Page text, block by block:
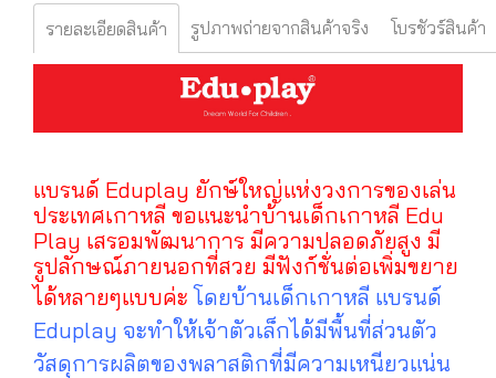
รายละเอียดสินค้า รูปภาพถ่ายจากสินค้าจริง โบรชัวร์สินค้า
แบรนด์ Eduplay ยักษ์ใหญ่แห่งวงการของเล่น
ประเทศเกาหลี ขอแนะนำบ้านเด็กเกาหลี Edu
Play เสรอมพัฒนาการ มีความปลอดภัยสูง มี
รูปลักษณ์ภายนอกที่สวย มีฟังก์ชั่นต่อเพิ่มขยาย
ได้หลายๆแบบค่ะโดยบ้านเด็กเกาหลี แบรนด์
Eduplay จะทำให้เจ้าตัวเล็กได้มีพื้นที่ส่วนตัว
วัสดุการผลิตของพลาสติกที่มีความเหนียวแน่น